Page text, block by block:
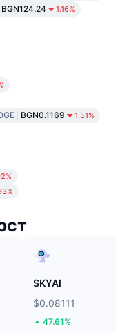
BGN124.24 1.16%
BGN0.1169 1.51%
SKYAI
$0.08111
47.61%